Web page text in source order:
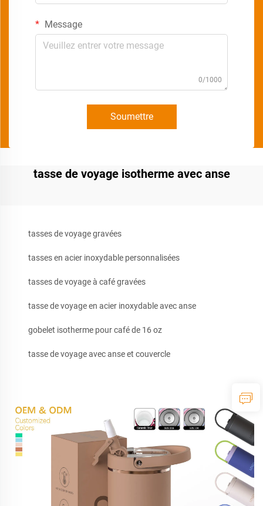
Message
0/1000
Soumettre
tasse de voyage isotherme avec anse
tasses de voyage gravées
tasses en acier inoxydable personnalisées
tasses de voyage à café gravées
tasse de voyage en acier inoxydable avec anse
gobelet isotherme pour café de 16 oz
tasse de voyage avec anse et couvercle